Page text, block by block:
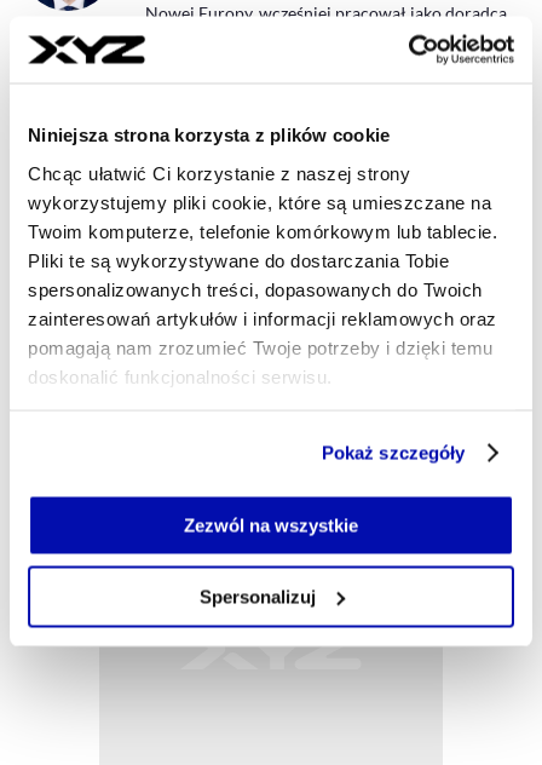
Niniejsza strona korzysta z plików cookie
Chcąc ułatwić Ci korzystanie z naszej strony
wykorzystujemy pliki cookie, które są umieszczane na
Twoim komputerze, telefonie komórkowym lub tablecie.
Pliki te są wykorzystywane do dostarczania Tobie
spersonalizowanych treści, dopasowanych do Twoich
zainteresowań artykułów i informacji reklamowych oraz
pomagają nam zrozumieć Twoje potrzeby i dzięki temu
doskonalić funkcjonalności serwisu.
Jeżeli nie wyrażasz zgody na zapisywanie plików cookie,
możesz łatwo zarządzać swoimi uprawnieniami, np. we
własnej przeglądarce internetowej lub po wybraniu opcji
Pokaż szczegóły
Zezwól na wszystkie
Spersonalizuj
Nowej Europy, wcześniej pracował jako doradca
Ambasadora Szwajcarii w Polsce oraz w
Lufthansie. Studiował prawo na Uniwersytecie
Pädagogischer Austauschdienst der
Kultusministerkonferenz i absolwent Akademii
Politycznej Konrad-Adenauer-Stiftung. Odbył
staże dyplomatyczne (Przedstawicielstwo RP przy
ONZ w Wiedniu, Konsulat Generalny USA w
Krakowie) i parlamentarne (Parlament Europejski,
Kongres USA). Pasjonat podróży (ponad 60
odwiedzonych krajów) i nauki języków obcych
(niegdyś laureat Olimpiady Języka Niemieckiego).
redakcja@xyz.pl